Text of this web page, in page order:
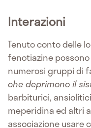
Interazioni
Tenuto conto delle
fenotiazine
numerosi gruppi di
che deprimono il
barbiturici,
meperidina ed altri
associazione usare